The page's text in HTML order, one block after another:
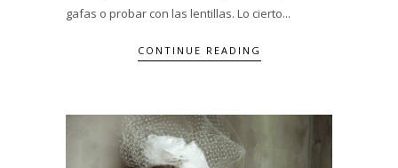
gafas o probar con las lentillas. Lo cierto...
CONTINUE READING